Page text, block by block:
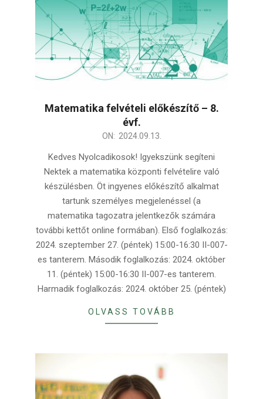
Matematika felvételi előkészítő – 8.
évf.
ON: 2024.09.13.
Kedves Nyolcadikosok! Igyekszünk segíteni
Nektek a matematika központi felvételire való
készülésben. Öt ingyenes előkészítő alkalmat
tartunk személyes megjelenéssel (a
matematika tagozatra jelentkezők számára
további kettőt online formában). Első foglalkozás:
2024. szeptember 27. (péntek) 15:00-16:30 II-007-
es tanterem. Második foglalkozás: 2024. október
11. (péntek) 15:00-16:30 II-007-es tanterem.
Harmadik foglalkozás: 2024. október 25. (péntek)
OLVASS TOVÁBB